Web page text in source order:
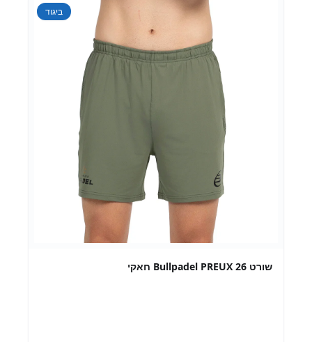
אביזרים
Bullpadel Protector 3 pcs